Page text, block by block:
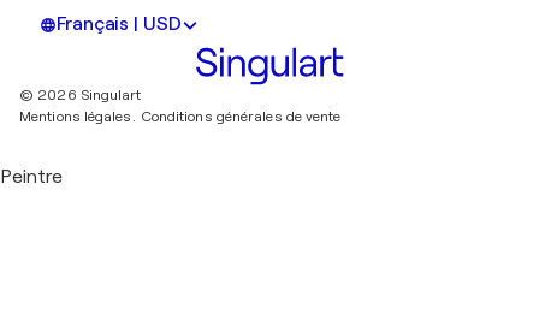
Français | USD
© 2026 Singulart
Mentions légales. Conditions générales de vente
Peintre